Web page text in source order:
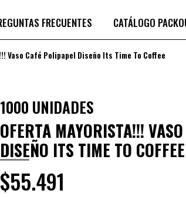
FRECUENTES CATÁLOGO
Vaso Café Polipapel Diseño Its Time To Coffee
1000 UNIDADES
OFERTA MAYORISTA!!!
DISEÑO ITS TIME TO COFFEE
$55.491